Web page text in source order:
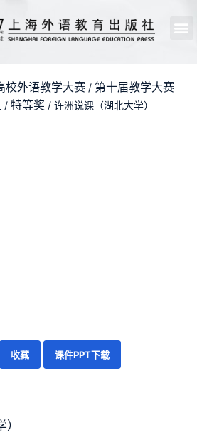
校外语教学大赛 / 第十届教学大赛
/ 特等奖 / 许洲说课（湖北大学）
收藏 课件PPT下载